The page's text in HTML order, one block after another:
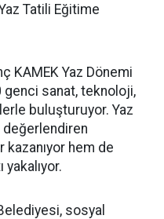
Tatili Eğitime
KAMEK Yaz Dönemi
genci sanat, teknoloji,
buluşturuyor. Yaz
hem de
sosyal